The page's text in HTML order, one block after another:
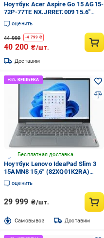
Ноутбук Acer Aspire Go 15 AG15-
72P-77TE NX.JRRET.009 15.6"
FHD TN/Intel Core 7 150U до 5.4
ГГц/RAM 32 ГБ/SSD 1 ТБ/Intel
UHD Graphics
оценить
44 999 -4 799 ₴
40 200 ₴/шт.
Доставим
Бесплатная доставка
Ноутбук Lenovo IdeaPad Slim 3
15AMN8 15,6" (82XQ01K2RA)
arctic grey
оценить
29 999 ₴/шт.
Cамовывоз Доставим